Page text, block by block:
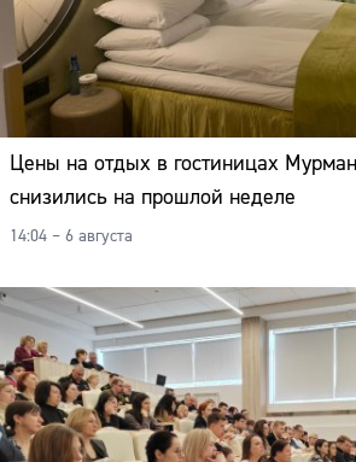
Цены на отдых в гостиницах
снизились на прошлой неделе
14:04 – 6 августа